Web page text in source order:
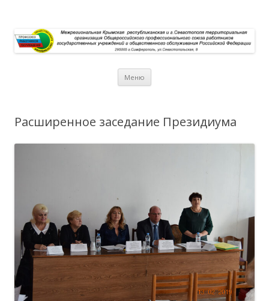
Меню
Расширенное заседание Президиума